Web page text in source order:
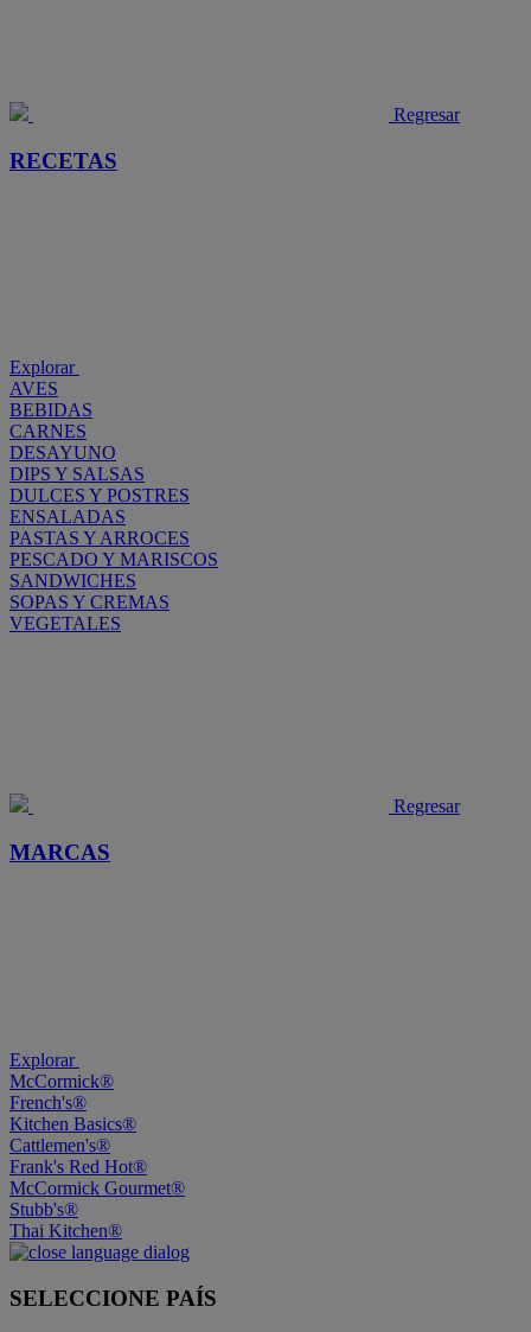
Regresar
RECETAS
Explorar
AVES
BEBIDAS
CARNES
DESAYUNO
DIPS Y SALSAS
DULCES Y POSTRES
ENSALADAS
PASTAS Y ARROCES
PESCADO Y MARISCOS
SANDWICHES
SOPAS Y CREMAS
VEGETALES
Regresar
MARCAS
Explorar
McCormick®
French's®
Kitchen Basics®
Cattlemen's®
Frank's Red Hot®
McCormick Gourmet®
Stubb's®
Thai Kitchen®
SELECCIONE PAÍS